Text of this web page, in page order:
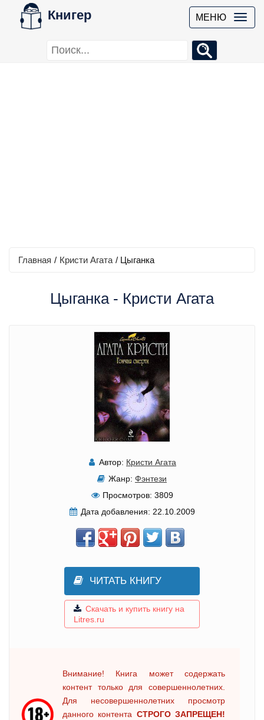
Книгер МЕНЮ
Главная / Кристи Агата / Цыганка
Цыганка - Кристи Агата
Автор: Кристи Агата
Жанр: Фэнтези
Просмотров: 3809
Дата добавления: 22.10.2009
ЧИТАТЬ КНИГУ
Скачать и купить книгу на
Litres.ru
Внимание! Книга может содержать
контент только для совершеннолетних.
Для несовершеннолетних просмотр
данного контента СТРОГО ЗАПРЕЩЕН!